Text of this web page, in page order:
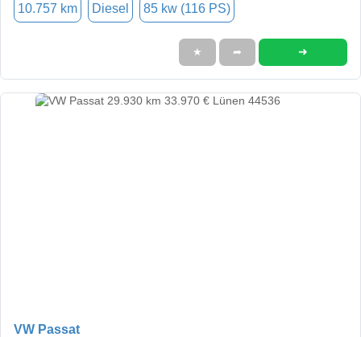
10.757 km Diesel 85 kw (116 PS)
★ ➦ ➜
VW Passat